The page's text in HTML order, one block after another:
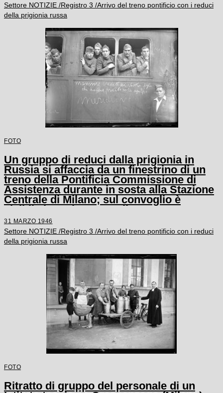
Settore NOTIZIE /Registro 3 /Arrivo del treno pontificio con i reduci
della prigionia russa
FOTO
Un gruppo di reduci dalla prigionia in
Russia si affaccia da un finestrino di un
treno della Pontificia Commissione di
Assistenza durante in sosta alla Stazione
Centrale di Milano; sul convoglio è
visibile la scritta "Napoli", "Mamme
credete ai vostri figli che hanno provato
cosa significa....meridionali"
31 MARZO 1946
Settore NOTIZIE /Registro 3 /Arrivo del treno pontificio con i reduci
della prigionia russa
FOTO
Ritratto di gruppo del personale di un